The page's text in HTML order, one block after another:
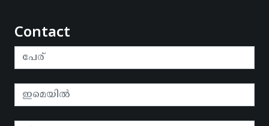
Contact